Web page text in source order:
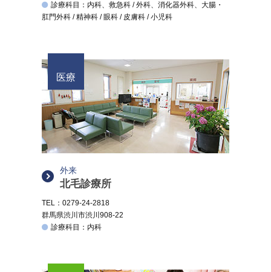
診療科目：内科、救急科 / 外科、消化器外科、大腸・
肛門外科 / 精神科 / 眼科 / 皮膚科 / 小児科
医療
外来
北毛診療所
TEL：0279-24-2818
群馬県渋川市渋川908-22
診療科目：内科